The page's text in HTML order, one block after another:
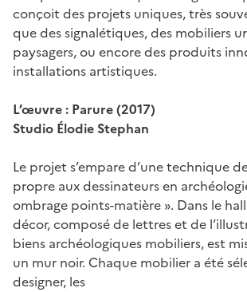
conçoit des projets uniques, très
que des signalétiques, des mobiliers
paysagers, ou encore des produits
installations artistiques.
L’œuvre : Parure (2017)
Studio Élodie Stephan
Le projet s’empare d’une technique
propre aux dessinateurs en
ombrage points-matière ». Dans le
décor, composé de lettres et de
biens archéologiques mobiliers, est
un mur noir. Chaque mobilier a été
designer, les